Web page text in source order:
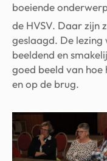
boeiende
de HVSV. Daar zijn
geslaagd. De lezing
beeldend en
goed beeld van
en op de brug.